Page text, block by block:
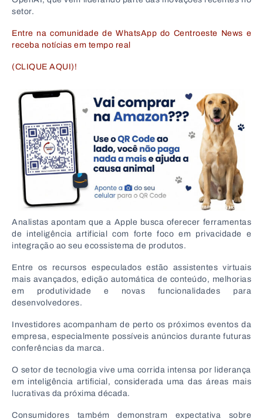
setor.
Entre na comunidade de WhatsApp do Centroeste News e
receba notícias em tempo real
(CLIQUE AQUI)!
Analistas apontam que a Apple busca oferecer ferramentas
de inteligência artificial com forte foco em privacidade e
integração ao seu ecossistema de produtos.
Entre os recursos especulados estão assistentes virtuais
mais avançados, edição automática de conteúdo, melhorias
em produtividade e novas funcionalidades para
desenvolvedores.
Investidores acompanham de perto os próximos eventos da
empresa, especialmente possíveis anúncios durante futuras
conferências da marca.
O setor de tecnologia vive uma corrida intensa por liderança
em inteligência artificial, considerada uma das áreas mais
lucrativas da próxima década.
Consumidores também demonstram expectativa sobre